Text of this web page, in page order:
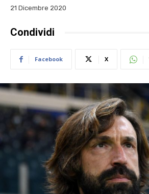
21 Dicembre 2020
Condividi
Facebook X